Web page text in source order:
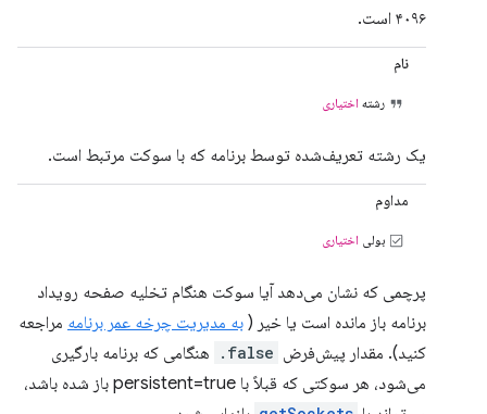
۴۰۹۶ است.
نام
رشته اختیاری
یک رشته تعریف‌شده توسط برنامه که با سوکت مرتبط است.
مداوم
بولی اختیاری
پرچمی که نشان می‌دهد آیا سوکت هنگام تخلیه صفحه رویداد
برنامه باز مانده است یا خیر ( به مدیریت چرخه عمر برنامه مراجعه
کنید). مقدار پیش‌فرض false.
هنگامی که برنامه بارگیری
می‌شود، هر سوکتی که قبلاً با persistent=true باز شده باشد،